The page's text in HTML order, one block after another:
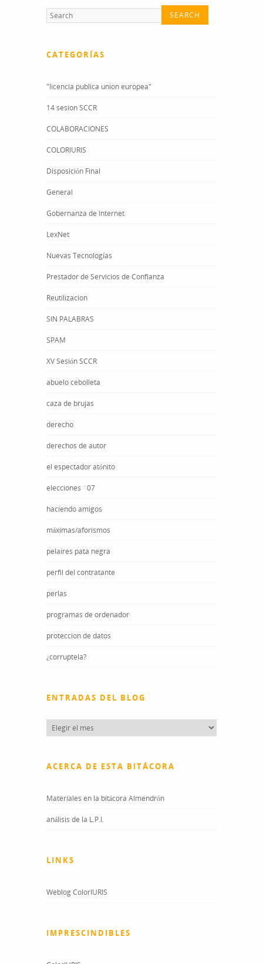
CATEGORÍAS
"licencia publica union europea"
14 sesion SCCR
COLABORACIONES
COLORIURIS
Disposición Final
General
Gobernanza de Internet
LexNet
Nuevas Tecnologías
Prestador de Servicios de Confianza
Reutilizacion
SIN PALABRAS
SPAM
XV Sesión SCCR
abuelo cebolleta
caza de brujas
derecho
derechos de autor
el espectador atónito
elecciones ´07
haciendo amigos
máximas/aforismos
pelaires pata negra
perfil del contratante
perlas
programas de ordenador
proteccion de datos
¿corruptela?
ENTRADAS DEL BLOG
Entradas
del
ACERCA DE ESTA BITÁCORA
Materiales en la bitácora Almendrón
análisis de la L.P.I.
LINKS
Weblog ColorIURIS
IMPRESCINDIBLES